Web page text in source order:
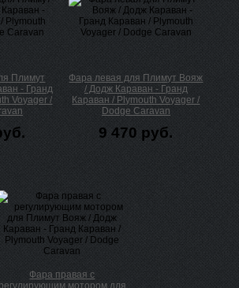
Плимут
- Гранд
Voyager /
Фара левая для Плимут Вояж
/ Додж Караван - Гранд
Караван / Plymouth Voyager /
Dodge Caravan
9 470 руб.
Фара правая с